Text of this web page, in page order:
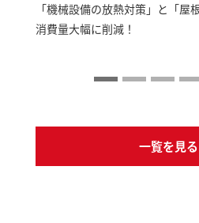
「機械設備の放熱対策」と「
消費量大幅に削減！
一覧を見る